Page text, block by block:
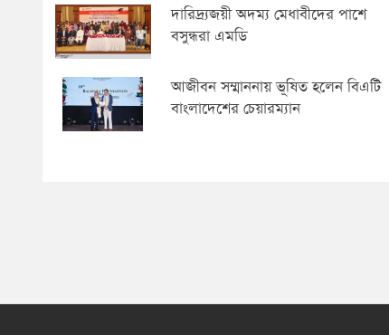
দারিদ্র্যজয়ী অদম্য মেধাবীদের পাশে
বসুন্ধরা এমডি
আজীবন সম্মাননায় ভূষিত হলেন বিএটি
বাংলাদেশের চেয়ারম্যান